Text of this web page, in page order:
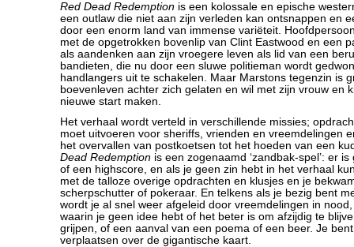
Red Dead Redemption is een kolossale en epische
een outlaw die niet aan zijn verleden kan ontsnappen en
door een enorm land van immense variëteit.
met de opgetrokken bovenlip van Clint Eastwood en een
als aandenken aan zijn vroegere leven als lid van een
bandieten, die nu door een sluwe politieman wordt
handlangers uit te schakelen. Maar Marstons tegenzin is
boevenleven achter zich gelaten en wil met zijn vrouw en
nieuwe start maken.
Het verhaal wordt verteld in verschillende missies;
moet uitvoeren voor sheriffs, vrienden en vreemdelingen
het overvallen van postkoetsen tot het hoeden van een
Dead Redemption is een zogenaamd ‘zandbak-spel’: er
of een highscore, en als je geen zin hebt in het verhaal
met de talloze overige opdrachten en klusjes en je
scherpschutter of pokeraar. En telkens als je bezig bent
wordt je al snel weer afgeleid door vreemdelingen in
waarin je geen idee hebt of het beter is om afzijdig te
grijpen, of een aanval van een poema of een beer. Je
verplaatsen over de gigantische kaart.